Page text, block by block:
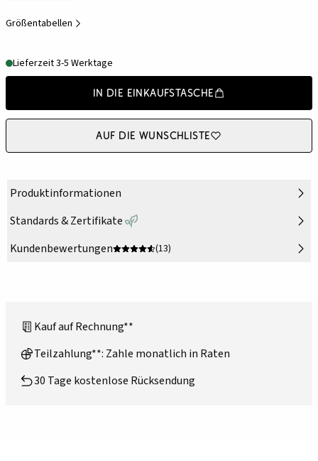
Größentabellen
Lieferzeit 3-5 Werktage
In die Einkaufstasche
Auf die Wunschliste
Produktinformationen
Standards & Zertifikate
Kundenbewertungen
(13)
Kauf auf Rechnung**
Teilzahlung**: Zahle monatlich in Raten
30 Tage kostenlose Rücksendung